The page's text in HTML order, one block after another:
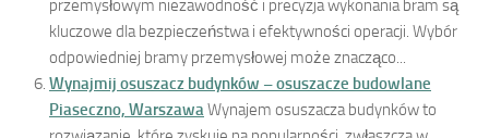
przemysłowym niezawodność i precyzja wykonania bram są
kluczowe dla bezpieczeństwa i efektywności operacji. Wybór
odpowiedniej bramy przemysłowej może znacząco...
Wynajmij osuszacz budynków – osuszacze budowlane
Piaseczno, WarszawaWynajem osuszacza budynków to